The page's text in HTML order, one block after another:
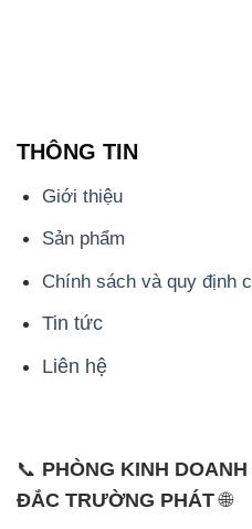
THÔNG TIN
Giới thiệu
Sản phẩm
Chính sách và quy định
Tin tức
Liên hệ
📞 PHÒNG KINH
ĐẮC TRƯỜNG PHÁT🌐